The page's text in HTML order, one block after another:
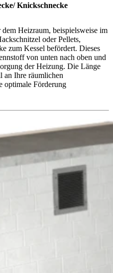
Knickschnecke
Heizraum, beispielsweise im
oder Pellets,
zum Kessel befördert. Dieses
von unten nach oben und
der Heizung. Die Länge
an Ihre räumlichen
optimale Förderung